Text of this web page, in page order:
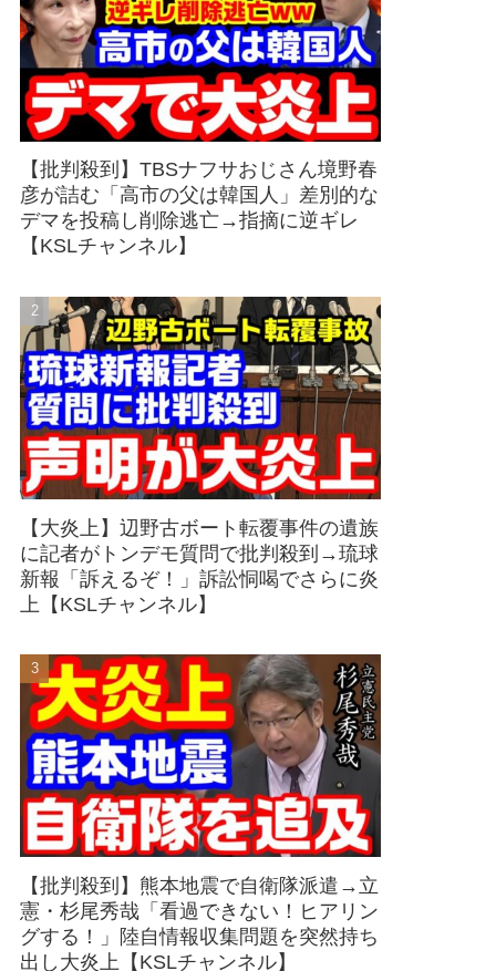
【批判殺到】TBSナフサおじさん境野春
彦が詰む「高市の父は韓国人」差別的な
デマを投稿し削除逃亡→指摘に逆ギレ
【KSLチャンネル】
【大炎上】辺野古ボート転覆事件の遺族
に記者がトンデモ質問で批判殺到→琉球
新報「訴えるぞ！」訴訟恫喝でさらに炎
上【KSLチャンネル】
【批判殺到】熊本地震で自衛隊派遣→立
憲・杉尾秀哉「看過できない！ヒアリン
グする！」陸自情報収集問題を突然持ち
出し大炎上【KSLチャンネル】